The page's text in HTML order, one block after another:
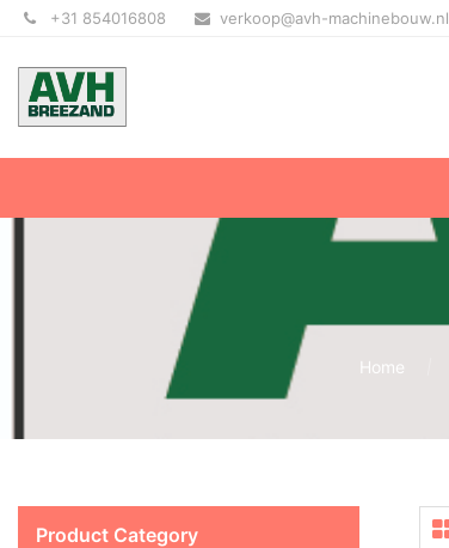
+31 854016808 verkoop@avh-machinebouw.nl
Home
Product Category